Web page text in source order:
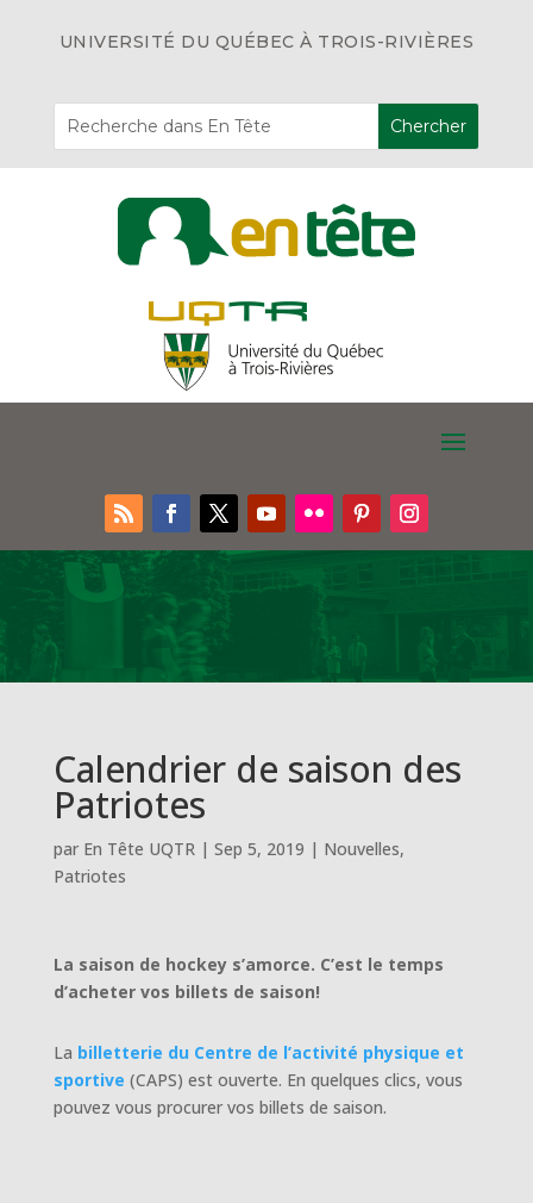
UNIVERSITÉ DU QUÉBEC À TROIS-RIVIÈRES
Calendrier de saison des
Patriotes
par En Tête UQTR| Sep 5, 2019 | Nouvelles,
Patriotes
La saison de hockey s’amorce. C’est le temps
d’acheter vos billets de saison!
La billetterie du Centre de l’activité physique et
sportive (CAPS) est ouverte. En quelques clics, vous
pouvez vous procurer vos billets de saison.